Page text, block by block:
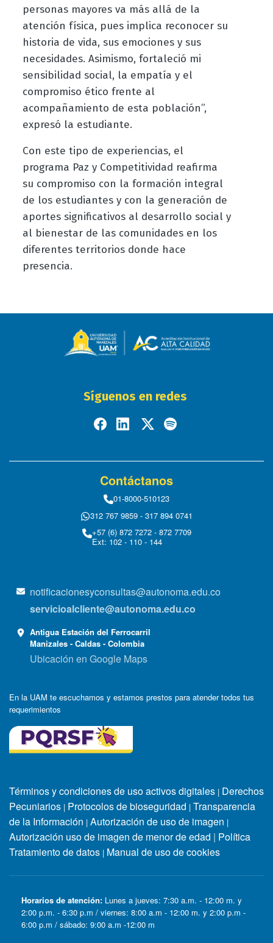
personas mayores va más allá de la
atención física, pues implica reconocer su
historia de vida, sus emociones y sus
necesidades. Asimismo, fortaleció mi
sensibilidad social, la empatía y el
compromiso ético frente al
acompañamiento de esta población”,
expresó la estudiante.
Con este tipo de experiencias, el
programa Paz y Competitividad reafirma
su compromiso con la formación integral
de los estudiantes y con la generación de
aportes significativos al desarrollo social y
al bienestar de las comunidades en los
diferentes territorios donde hace
presencia.
Síguenos en redes
Contáctanos
01-8000-510123
312 767 9859 - 317 894 0741
+57 (6) 872 7272 - 872 7709
Ext: 102 - 110 - 144
notificacionesyconsultas@autonoma.edu.co
servicioalcliente@autonoma.edu.co
Antigua Estación del Ferrocarril
Manizales - Caldas - Colombia
Ubicación en Google Maps
En la UAM te escuchamos y estamos prestos para atender todos tus
requerimientos
Términos y condiciones de uso activos digitales | Derechos
Pecuniarios | Protocolos de bioseguridad | Transparencia
de la Información | Autorización de uso de imagen |
Autorización uso de imagen de menor de edad | Política
Tratamiento de datos | Manual de uso de cookies
Horarios de atención: Lunes a jueves: 7:30 a.m. - 12:00 m. y
2:00 p.m. - 6:30 p.m / viernes: 8:00 a.m - 12:00 m. y 2:00 p.m -
6:00 p.m / sábado: 9:00 a.m -12:00 m